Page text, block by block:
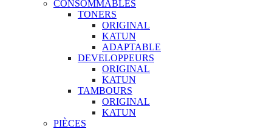
CONSOMMABLES
TONERS
ORIGINAL
KATUN
ADAPTABLE
DEVELOPPEURS
ORIGINAL
KATUN
TAMBOURS
ORIGINAL
KATUN
PIÈCES